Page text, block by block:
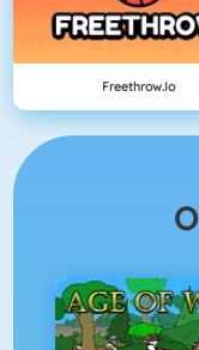
Freethrow.io